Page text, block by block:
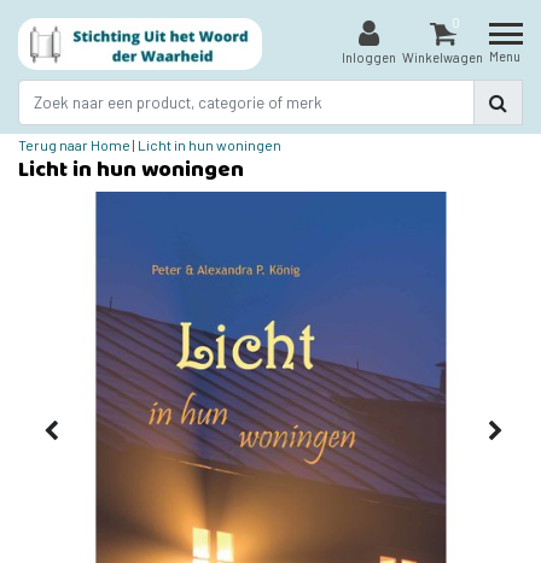
Inloggen
0
Winkelwagen Menu
Terug naar Home | Licht in hun woningen
Licht in hun woningen